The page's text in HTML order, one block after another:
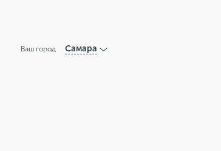
Ваш город Самара